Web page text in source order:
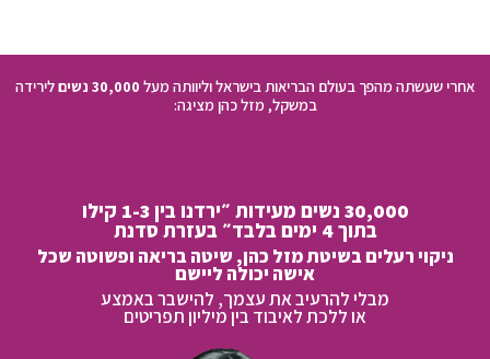
אחרי שעשתה מהפך בעולם הבריאות בישראל וליוותה מעל 30,000 נשים
לירידה
במשקל, מזל כהן מציגה:
30,000 נשים מעידות ״ירדנו בין 1-3 קילו
בתוך 4 ימים בלבד״ בעזרת סדנת
ניקוי רעלים בשיטת מזל כהן, שיטה בריאה ופשוטה שכל
אישה יכולה ליישם
מבלי להרעיב את עצמך, להישבר באמצע
או ללכת לאיבוד בין מיליון תפריטים